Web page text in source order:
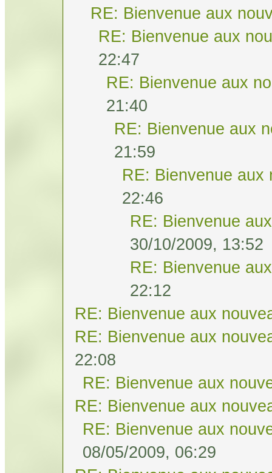
RE: Bienvenue aux
RE: Bienvenue aux
22:47
RE: Bienvenue aux
21:40
RE: Bienvenue aux
21:59
RE: Bienvenue aux
22:46
RE: Bienvenue
30/10/2009, 13:52
RE: Bienvenue
22:12
RE: Bienvenue aux
RE: Bienvenue aux
22:08
RE: Bienvenue aux
RE: Bienvenue aux
RE: Bienvenue aux
08/05/2009, 06:29